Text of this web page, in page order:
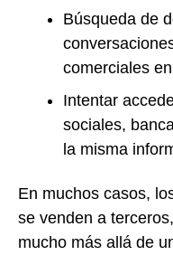
Búsqueda de
comerciales
Intentar
sociales,
la misma
En muchos casos,
se venden a
mucho más allá de